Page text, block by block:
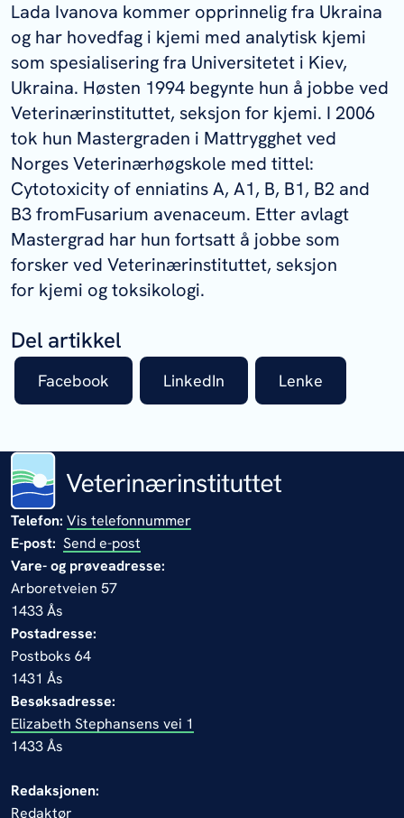
Lada Ivanova kommer opprinnelig fra Ukraina
og har hovedfag i kjemi med analytisk kjemi
som spesialisering fra Universitetet i Kiev,
Ukraina. Høsten 1994 begynte hun å jobbe ved
Veterinærinstituttet, seksjon for kjemi. I 2006
tok hun Mastergraden i Mattrygghet ved
Norges Veterinærhøgskole med tittel:
Cytotoxicity of enniatins A, A1, B, B1, B2 and
B3 fromFusarium avenaceum. Etter avlagt
Mastergrad har hun fortsatt å jobbe som
forsker ved Veterinærinstituttet, seksjon
for kjemi og toksikologi.
Del artikkel
Facebook LinkedIn Lenke
Telefon: Vis telefonnummer
E-post: Send e-post
Vare- og prøveadresse:
Arboretveien 57
1433 Ås
Postadresse:
Postboks 64
1431 Ås
Besøksadresse:
Elizabeth Stephansens vei 1
1433 Ås
Redaksjonen:
Redaktør